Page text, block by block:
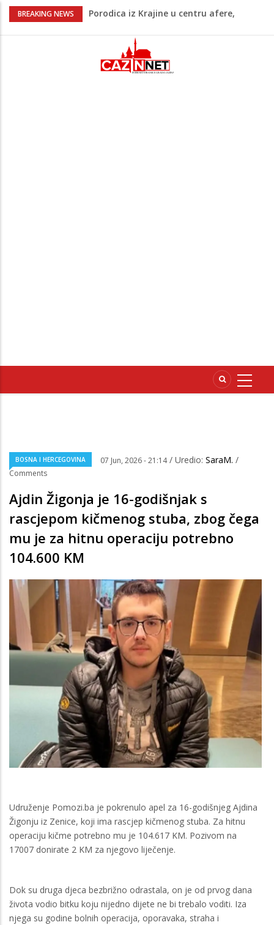
BREAKING NEWS
Porodica iz Krajine u centru afere,
Čestitka povodom Dana Grada Cazina
Velika Kladuša pod udarom požara:
Vatrogasci nadljudskim naporima
BOSNA I HERCEGOVINA 07 Jun, 2026 - 21:14 / Uredio: SaraM. /
Comments
Ajdin Žigonja je 16-godišnjak s
rascjepom kičmenog stuba, zbog čega
mu je za hitnu operaciju potrebno
104.600 KM
Udruženje Pomozi.ba je pokrenulo apel za 16-godišnjeg Ajdina
Žigonju iz Zenice, koji ima rascjep kičmenog stuba. Za hitnu
operaciju kičme potrebno mu je 104.617 KM. Pozivom na
17007 donirate 2 KM za njegovo liječenje.
Dok su druga djeca bezbrižno odrastala, on je od prvog dana
života vodio bitku koju nijedno dijete ne bi trebalo voditi. Iza
njega su godine bolnih operacija, oporavaka, straha i